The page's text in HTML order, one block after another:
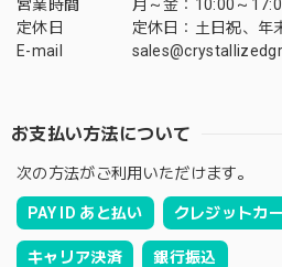
営業時間
月～金：10:00～
定休日
定休日：土日祝、年
E-mail
お支払い方法について
次の方法がご利用いただけます。
PAY ID あと払い クレジットカ
キャリア決済 銀行振込